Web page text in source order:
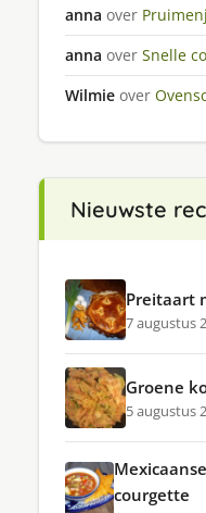
anna over
anna over Snelle
Wilmie over
Nieuwste
Preitaart
7 augustus
Groene
5 augustus
courgette